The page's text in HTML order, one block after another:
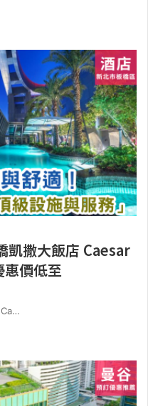
凱撒大飯店 Caesar
價低至
Ca…